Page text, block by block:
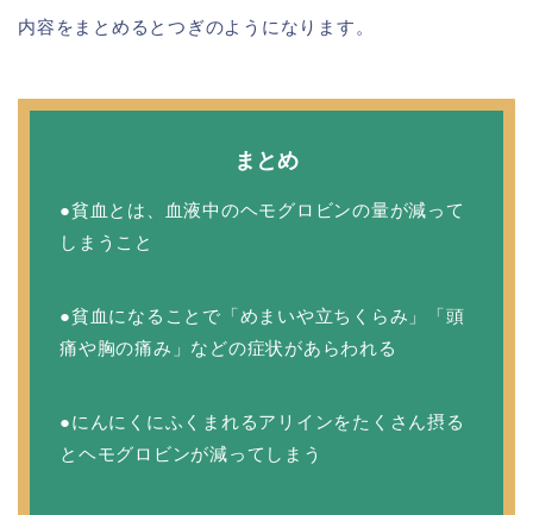
内容をまとめるとつぎのようになります。
まとめ
●貧血とは、血液中のヘモグロビンの量が減って
しまうこと
●貧血になることで「めまいや立ちくらみ」「頭
痛や胸の痛み」などの症状があらわれる
●にんにくにふくまれるアリインをたくさん摂る
とヘモグロビンが減ってしまう